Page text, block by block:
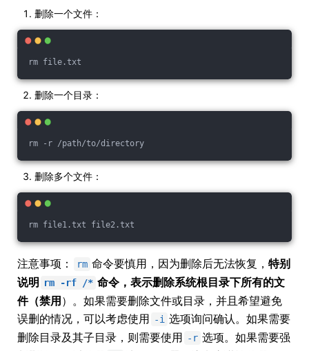
删除一个文件：
rm file.txt
删除一个目录：
rm -r /path/to/directory
删除多个文件：
rm file1.txt file2.txt
注意事项： rm 命令要慎用，因为删除后无法恢复， 特别
说明
rm -rf /* 命令，表示删除系统根目录下所有的文
件（禁用 ）。如果需要删除文件或目录，并且希望避免
误删的情况，可以考虑使用 -i 选项询问确认。如果需要
删除目录及其子目录，则需要使用 -r 选项。如果需要强